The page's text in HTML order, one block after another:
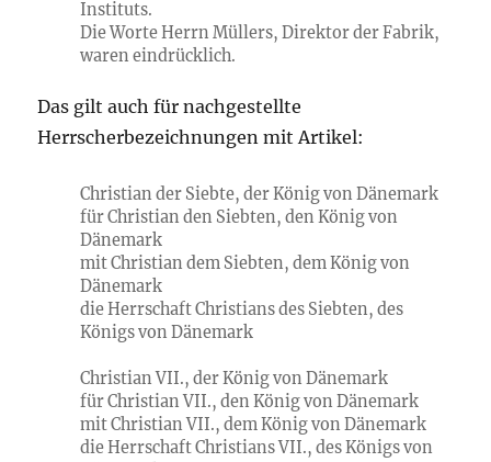
Instituts.
Die Worte Herrn Müllers, Direktor der Fabrik,
waren eindrücklich.
Das gilt auch für nachgestellte
Herrscherbezeichnungen mit Artikel:
Christian der Siebte, der König von Dänemark
für Christian den Siebten, den König von
Dänemark
mit Christian dem Siebten, dem König von
Dänemark
die Herrschaft Christians des Siebten, des
Königs von Dänemark
Christian VII., der König von Dänemark
für Christian VII., den König von Dänemark
mit Christian VII., dem König von Dänemark
die Herrschaft Christians VII., des Königs von